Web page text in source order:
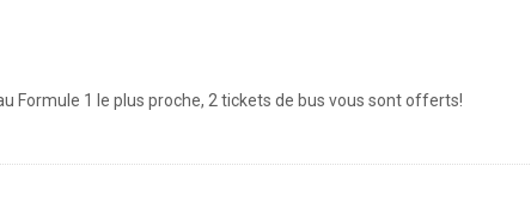
Formule 1 le plus proche, 2 tickets de bus vous sont offerts!